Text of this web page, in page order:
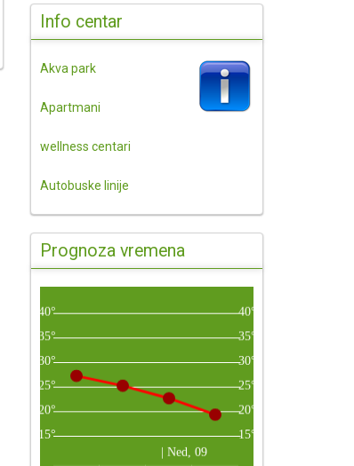
Info centar
Akva park
Apartmani
wellness centari
Autobuske linije
Prognoza vremena